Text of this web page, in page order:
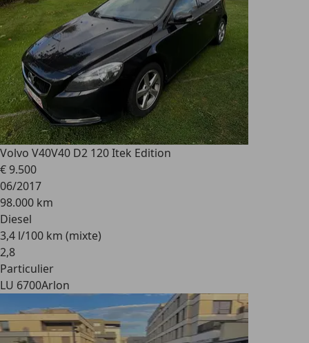
Volvo V40V40 D2 120 Itek Edition
€ 9.500
06/2017
98.000 km
Diesel
3,4 l/100 km (mixte)
2,8
Particulier
LU 6700Arlon